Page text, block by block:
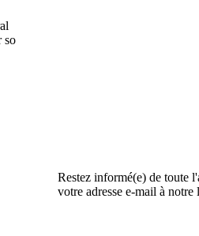
so
Restez informé(e) de toute
votre adresse e-mail à